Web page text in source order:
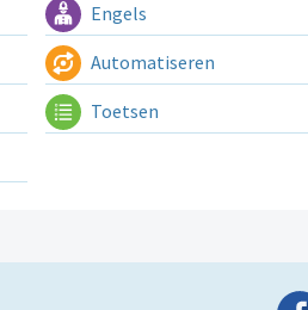
Engels
Automatiseren
Toetsen